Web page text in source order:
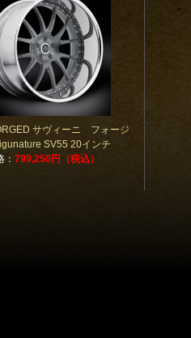
サヴィーニ フォージ
SV55 20インチ
： 799,250円（税込）